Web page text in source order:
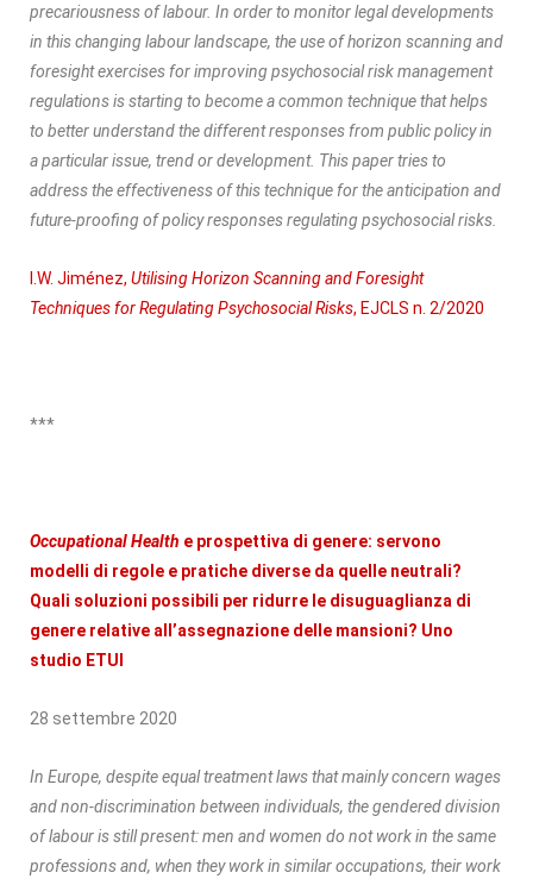
precariousness of labour. In order to monitor legal developments
in this changing labour landscape, the use of horizon scanning and
foresight exercises for improving psychosocial risk management
regulations is starting to become a common technique that helps
to better understand the different responses from public policy in
a particular issue, trend or development. This paper tries to
address the effectiveness of this technique for the anticipation and
future-proofing of policy responses regulating psychosocial risks.
I.W. Jiménez, Utilising Horizon Scanning and Foresight
Techniques for Regulating Psychosocial Risks, EJCLS n. 2/2020
***
Occupational Health e prospettiva di genere: servono
modelli di regole e pratiche diverse da quelle neutrali?
Quali soluzioni possibili per ridurre le disuguaglianza di
genere relative all’assegnazione delle mansioni? Uno
studio ETUI
28 settembre 2020
In Europe, despite equal treatment laws that mainly concern wages
and non-discrimination between individuals, the gendered division
of labour is still present: men and women do not work in the same
professions and, when they work in similar occupations, their work